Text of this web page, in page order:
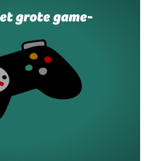
grote game-